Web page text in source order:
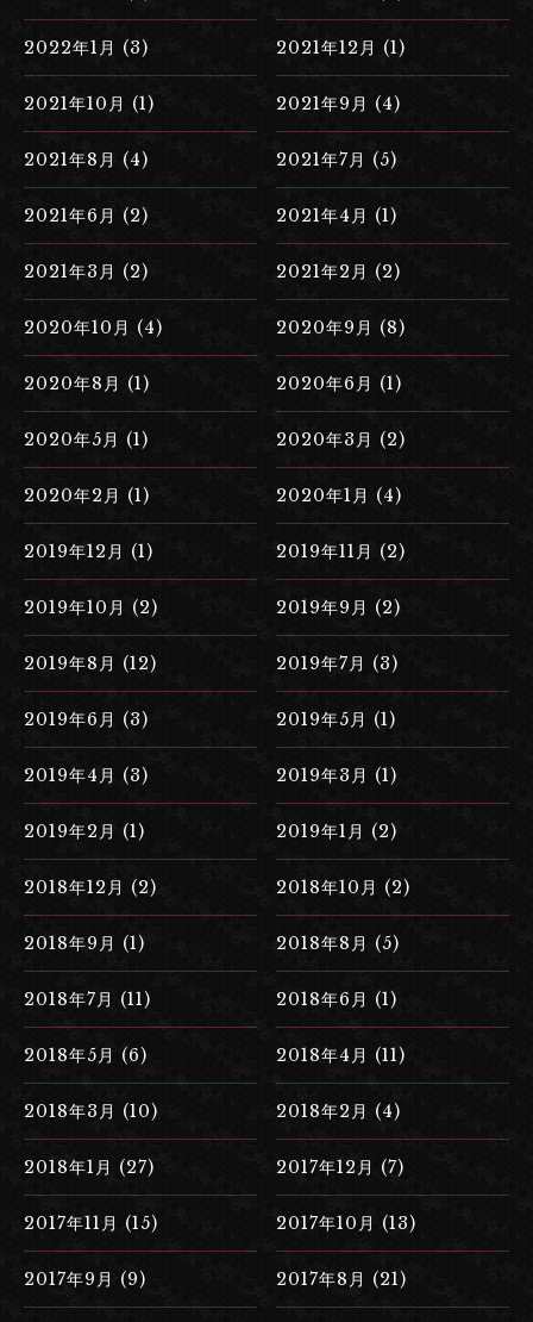
2022年1月 (3) 2021年12月 (1)
2021年10月 (1) 2021年9月 (4)
2021年8月 (4) 2021年7月 (5)
2021年6月 (2) 2021年4月 (1)
2021年3月 (2) 2021年2月 (2)
2020年10月 (4) 2020年9月 (8)
2020年8月 (1) 2020年6月 (1)
2020年5月 (1) 2020年3月 (2)
2020年2月 (1) 2020年1月 (4)
2019年12月 (1) 2019年11月 (2)
2019年10月 (2) 2019年9月 (2)
2019年8月 (12) 2019年7月 (3)
2019年6月 (3) 2019年5月 (1)
2019年4月 (3) 2019年3月 (1)
2019年2月 (1) 2019年1月 (2)
2018年12月 (2) 2018年10月 (2)
2018年9月 (1) 2018年8月 (5)
2018年7月 (11) 2018年6月 (1)
2018年5月 (6) 2018年4月 (11)
2018年3月 (10) 2018年2月 (4)
2018年1月 (27) 2017年12月 (7)
2017年11月 (15) 2017年10月 (13)
2017年9月 (9) 2017年8月 (21)